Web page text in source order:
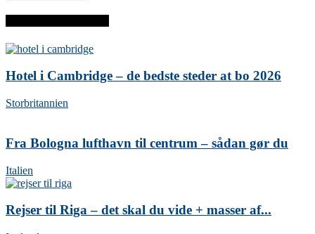
Hotel i Cambridge – de bedste steder at bo 2026
Storbritannien
Fra Bologna lufthavn til centrum – sådan gør du
Italien
Rejser til Riga – det skal du vide + masser af...